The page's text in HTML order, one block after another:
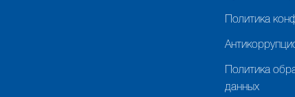
Политика
Политика
данных